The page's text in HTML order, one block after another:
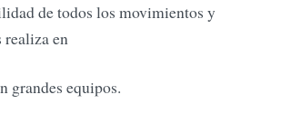
de todos los movimientos y
realiza en
grandes equipos.